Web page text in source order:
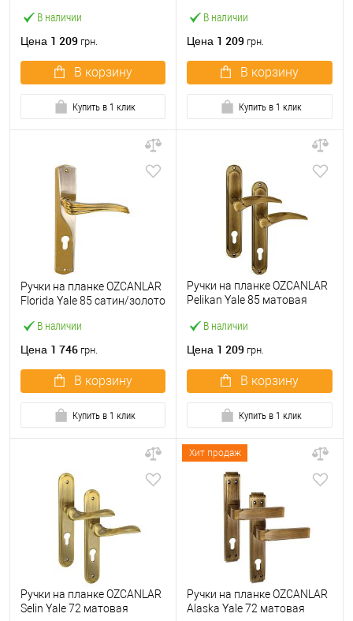
В наличии
Цена 1 209 грн.
В корзину
Купить в 1 клик
В наличии
Цена 1 209 грн.
В корзину
Купить в 1 клик
В наличии
Ручки на планке OZCANLAR
Florida Yale 85 сатин/золото
Цена 1 746 грн.
В корзину
Купить в 1 клик
В наличии
Ручки на планке OZCANLAR
Pelikan Yale 85 матовая
Цена 1 209 грн.
В корзину
Купить в 1 клик
Ручки на планке OZCANLAR
Selin Yale 72 матовая
Хит продаж
Ручки на планке OZCANLAR
Alaska Yale 72 матовая